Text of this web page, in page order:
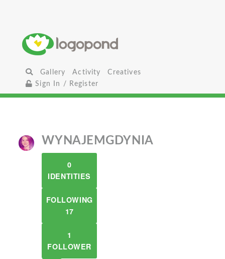
Gallery Activity
Creatives
Sign In / Register
WYNAJEMGDYNIA
0
IDENTITIES
FOLLOWING
17
1
FOLLOWER